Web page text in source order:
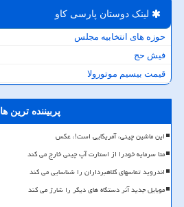
لینک دوستان پارسی كاو
حوزه های انتخابیه مجلس
فیش حج
قیمت بیسیم موتورولا
پربیننده ترین ها
این ماشین چینی، آمریکایی است!، عکس
متا سرمایه خودرا از استارت آپ چینی خارج می کند
اندروید تماسهای کلاهبرداران را شناسایی می کند
موبایل جدید آنر دستگاه های دیگر را شارژ می کند